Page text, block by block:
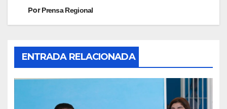
PorPrensa Regional
ENTRADA RELACIONADA